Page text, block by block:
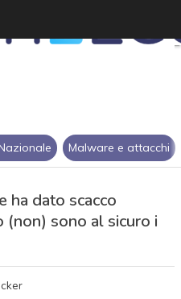
Malware e attacchi
ha dato scacco
sono al sicuro i